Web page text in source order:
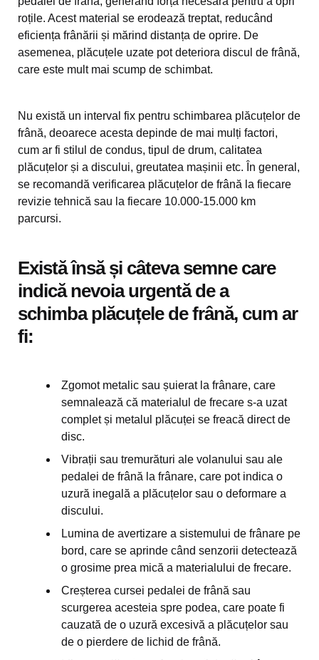
roțile. Acest material se erodează treptat, reducând
eficiența frânării și mărind distanța de oprire. De
asemenea, plăcuțele uzate pot deteriora discul de frână,
care este mult mai scump de schimbat.
Nu există un interval fix pentru schimbarea plăcuțelor de
frână, deoarece acesta depinde de mai mulți factori,
cum ar fi stilul de condus, tipul de drum, calitatea
plăcuțelor și a discului, greutatea mașinii etc. În general,
se recomandă verificarea plăcuțelor de frână la fiecare
revizie tehnică sau la fiecare 10.000-15.000 km
parcursi.
Există însă și câteva semne care
indică nevoia urgentă de a
schimba plăcuțele de frână, cum ar
fi:
Zgomot metalic sau șuierat la frânare, care
semnalează că materialul de frecare s-a uzat
complet și metalul plăcuței se freacă direct de
disc.
Vibrații sau tremurături ale volanului sau ale
pedalei de frână la frânare, care pot indica o
uzură inegală a plăcuțelor sau o deformare a
discului.
Lumina de avertizare a sistemului de frânare pe
bord, care se aprinde când senzorii detectează
o grosime prea mică a materialului de frecare.
Creșterea cursei pedalei de frână sau
scurgerea acesteia spre podea, care poate fi
cauzată de o uzură excesivă a plăcuțelor sau
de o pierdere de lichid de frână.